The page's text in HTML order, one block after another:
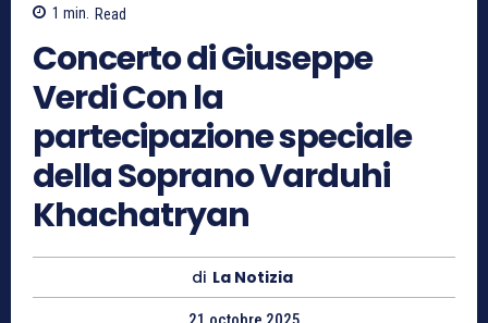
1 min. Read
Concerto di Giuseppe
Verdi Con la
partecipazione speciale
della Soprano Varduhi
Khachatryan
di La Notizia